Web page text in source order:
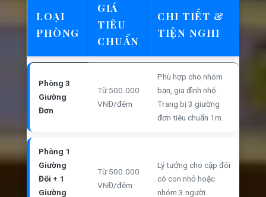
LOẠI
PHÒNG
GIÁ
TIÊU
CHUẨN
CHI TIẾT &
TIỆN NGHI
Phòng 3
Giường
Đơn
Từ 500.000
VNĐ/đêm
Phù hợp cho nhóm
bạn, gia đình nhỏ.
Trang bị 3 giường
đơn tiêu chuẩn 1m.
Phòng 1
Giường
Đôi + 1
Giường
Từ 500.000
VNĐ/đêm
Lý tưởng cho cặp đôi
có con nhỏ hoặc
nhóm 3 người.